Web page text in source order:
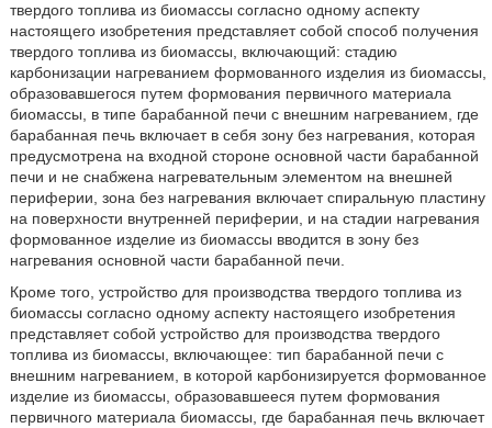
твердого топлива из биомассы согласно одному аспекту
настоящего изобретения представляет собой способ получения
твердого топлива из биомассы, включающий: стадию
карбонизации нагреванием формованного изделия из биомассы,
образовавшегося путем формования первичного материала
биомассы, в типе барабанной печи с внешним нагреванием, где
барабанная печь включает в себя зону без нагревания, которая
предусмотрена на входной стороне основной части барабанной
печи и не снабжена нагревательным элементом на внешней
периферии, зона без нагревания включает спиральную пластину
на поверхности внутренней периферии, и на стадии нагревания
формованное изделие из биомассы вводится в зону без
нагревания основной части барабанной печи.
Кроме того, устройство для производства твердого топлива из
биомассы согласно одному аспекту настоящего изобретения
представляет собой устройство для производства твердого
топлива из биомассы, включающее: тип барабанной печи с
внешним нагреванием, в которой карбонизируется формованное
изделие из биомассы, образовавшееся путем формования
первичного материала биомассы, где барабанная печь включает